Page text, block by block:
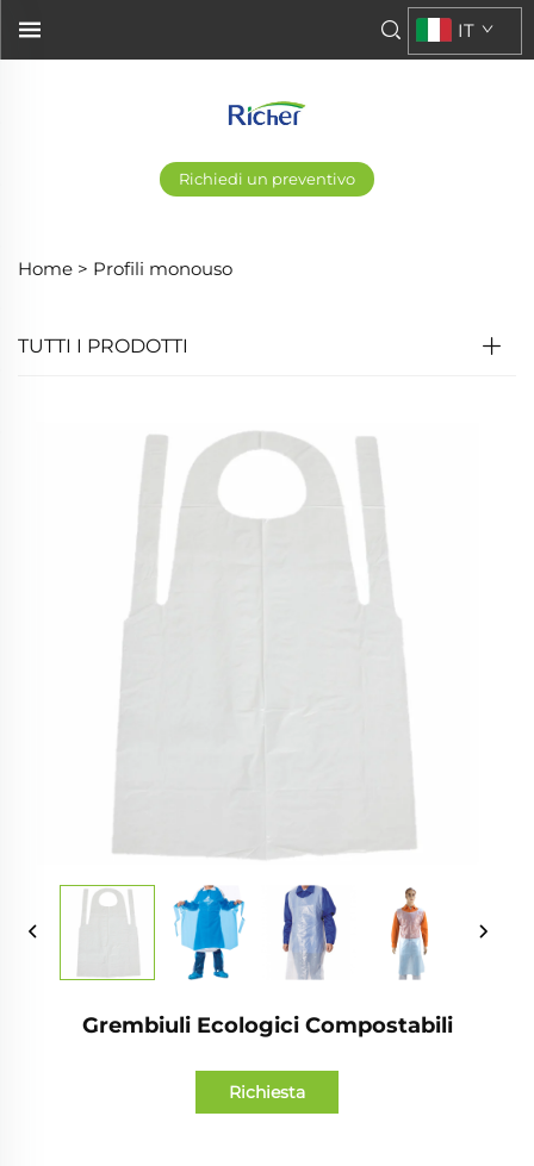
Richiedi un preventivo
IT
Home > Profili monouso
TUTTI I PRODOTTI
Grembiuli Ecologici Compostabili
Richiesta